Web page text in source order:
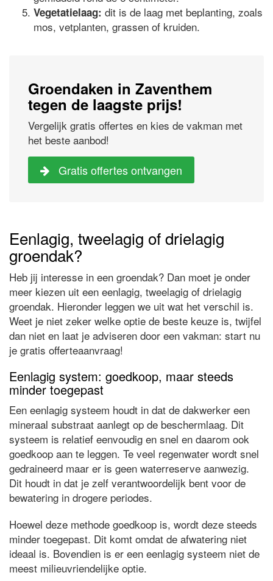
Vegetatielaag: dit is de laag met beplanting, zoals
mos, vetplanten, grassen of kruiden.
Groendaken in Zaventhem
tegen de laagste prijs!
Vergelijk gratis offertes en kies de vakman met
het beste aanbod!
Gratis offertes ontvangen
Eenlagig, tweelagig of drielagig
groendak?
Heb jij interesse in een groendak? Dan moet je onder
meer kiezen uit een eenlagig, tweelagig of drielagig
groendak. Hieronder leggen we uit wat het verschil is.
Weet je niet zeker welke optie de beste keuze is, twijfel
dan niet en laat je adviseren door een vakman: start nu
je gratis offerteaanvraag!
Eenlagig system: goedkoop, maar steeds
minder toegepast
Een eenlagig systeem houdt in dat de dakwerker een
mineraal substraat aanlegt op de beschermlaag. Dit
systeem is relatief eenvoudig en snel en daarom ook
goedkoop aan te leggen. Te veel regenwater wordt snel
gedraineerd maar er is geen waterreserve aanwezig.
Dit houdt in dat je zelf verantwoordelijk bent voor de
bewatering in drogere periodes.
Hoewel deze methode goedkoop is, wordt deze steeds
minder toegepast. Dit komt omdat de afwatering niet
ideaal is. Bovendien is er een eenlagig systeem niet de
meest milieuvriendelijke optie.